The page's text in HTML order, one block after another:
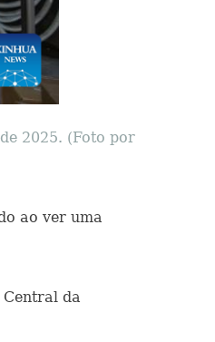
2025. (Foto por
ao ver uma
da